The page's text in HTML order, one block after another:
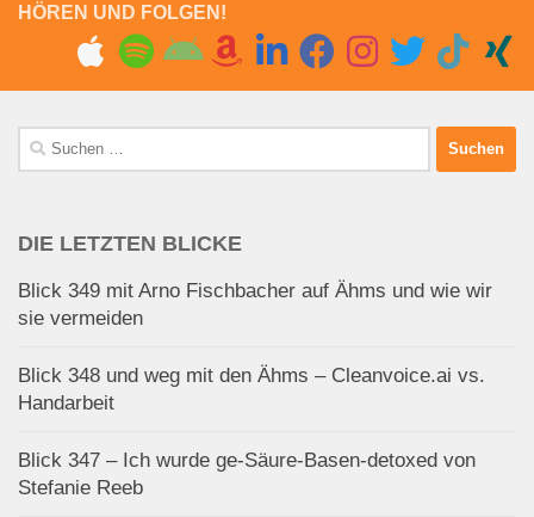
HÖREN UND FOLGEN!
Suchen
nach:
DIE LETZTEN BLICKE
Blick 349 mit Arno Fischbacher auf Ähms und wie wir
sie vermeiden
Blick 348 und weg mit den Ähms – Cleanvoice.ai vs.
Handarbeit
Blick 347 – Ich wurde ge-Säure-Basen-detoxed von
Stefanie Reeb